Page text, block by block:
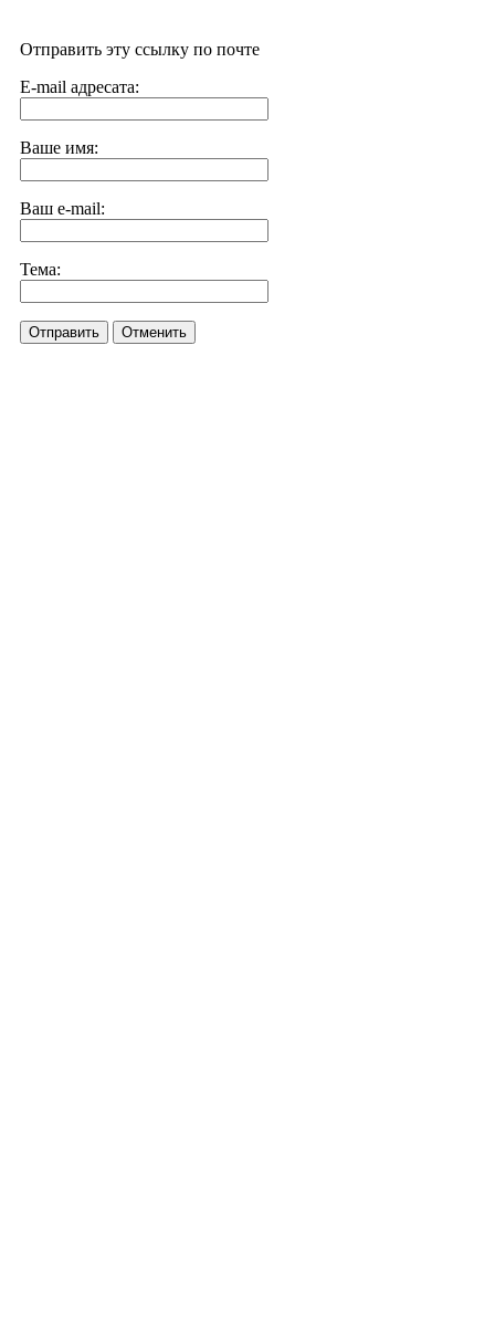
Отправить эту ссылку по почте
E-mail адресата:
Ваше имя:
Ваш e-mail:
Тема:
Отправить Отменить